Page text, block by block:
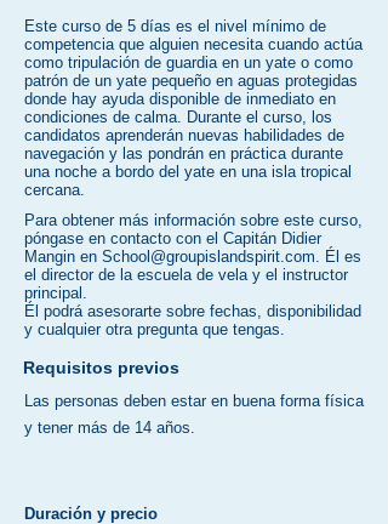
Este curso de 5 días es el nivel mínimo de
competencia que alguien necesita cuando actúa
como tripulación de guardia en un yate o como
patrón de un yate pequeño en aguas protegidas
donde hay ayuda disponible de inmediato en
condiciones de calma. Durante el curso, los
candidatos aprenderán nuevas habilidades de
navegación y las pondrán en práctica durante
una noche a bordo del yate en una isla tropical
cercana.
Para obtener más información sobre este curso,
póngase en contacto con el Capitán Didier
Mangin en School@groupislandspirit.com. Él es
el director de la escuela de vela y el instructor
principal.
Él podrá asesorarte sobre fechas, disponibilidad
y cualquier otra pregunta que tengas.
Requisitos previos
Las personas deben estar en buena forma física
y tener más de 14 años.
Duración y precio